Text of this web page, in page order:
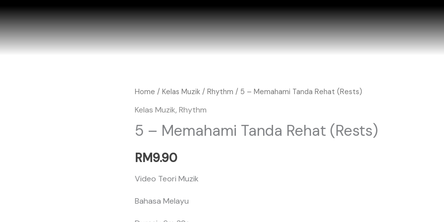
Home / Kelas Muzik / Rhythm / 5 – Memahami Tanda Rehat (Rests)
Kelas Muzik, Rhythm
5 – Memahami Tanda Rehat (Rests)
RM9.90
Video Teori Muzik
Bahasa Melayu
5
-
Tanda
(Rests)
quantity